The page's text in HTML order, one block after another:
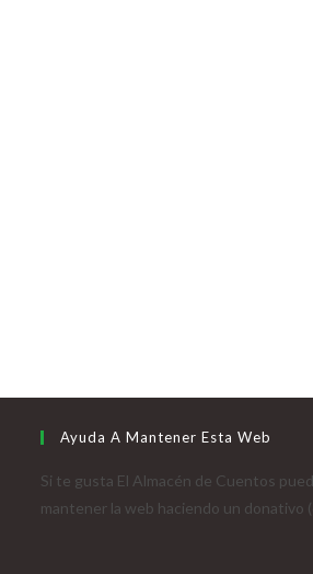
Ayuda A Mantener Esta Web
Si te gusta El Almacén de Cuentos
mantener la web haciendo un donativo